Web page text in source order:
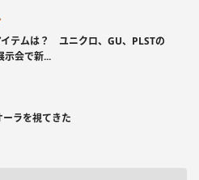
テムは？ ユニクロ、GU、PLSTの
示会で新...
ーラを視てきた